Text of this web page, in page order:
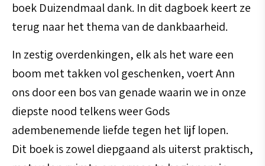
boek Duizendmaal dank. In dit dagboek keert ze
terug naar het thema van de dankbaarheid.
In zestig overdenkingen, elk als het ware een
boom met takken vol geschenken, voert Ann
ons door een bos van genade waarin we in onze
diepste nood telkens weer Gods
adembenemende liefde tegen het lijf lopen.
Dit boek is zowel diepgaand als uiterst praktisch,